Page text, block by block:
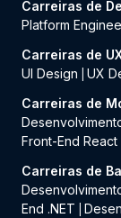
Carreiras de
Platform
Carreiras de
UI Design
UX
Carreiras de
Front-End React
Carreiras de
End .NET